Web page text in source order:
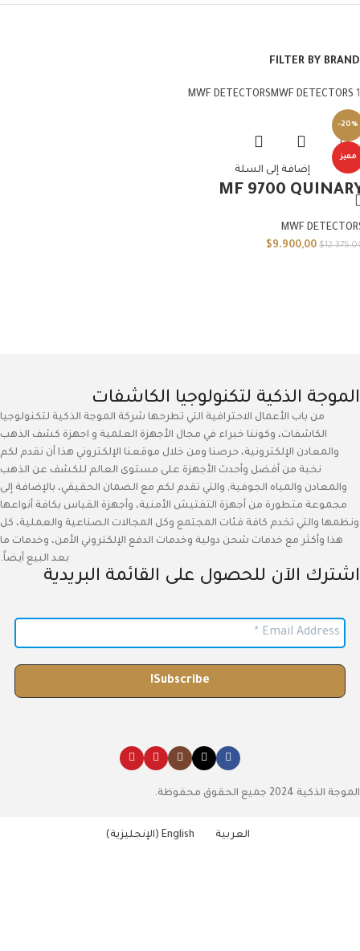
FILTER BY BRAND
MWF DETECTORSMWF DETECTORS 1
-20%
مميز
إضافة إلى السلة
MF 9700
MWF
$
$9.900,00
الموجة الذكية لتكنولوجيا الكاشفات
من باب الأعمال الاحترافية التي تطرحها شركة الموجة الذكية لتكنولوجيا
الكاشفات، وكوننا خبراء في مجال الأجهزة العلمية و اجهزة كشف الذهب
والمعادن الإلكترونية، حرصنا ومن خلال موقعنا الإلكتروني هذا أن نقدم لكم
نخبة من أفضل وأحدث الأجهزة على مستوى العالم للكشف عن الذهب
والمعادن والمياه الجوفية, والتي تقدم لكم مع الضمان الحقيقي، بالإضافة إلى
مجموعة متطورة من أجهزة التفتيش الأمنية، وأجهزة القياس بكافة أنواعها
ونظمها والتي تخدم كافة فئات المجتمع وكل المجالات الصناعية والعملية، كل
هذا وأكثر مع خدمات شحن دولية وخدمات الدفع الإلكتروني الأمن، وخدمات ما
بعد البيع أيضاً.
اشترك الآن للحصول على القائمة البريدية
الموجة الذكية 2024 جميع الحقوق محفوظة.
العربية English
(الإنجليزية )